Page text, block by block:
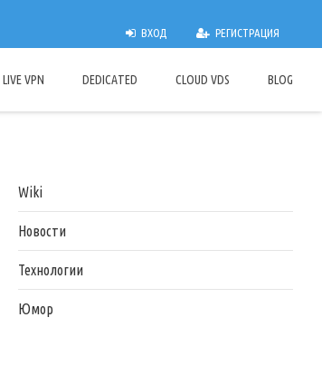
Wiki
Новости
Технологии
Юмор
ВХОД РЕГИСТРАЦИЯ
LIVE VPN DEDICATED CLOUD VDS BLOG